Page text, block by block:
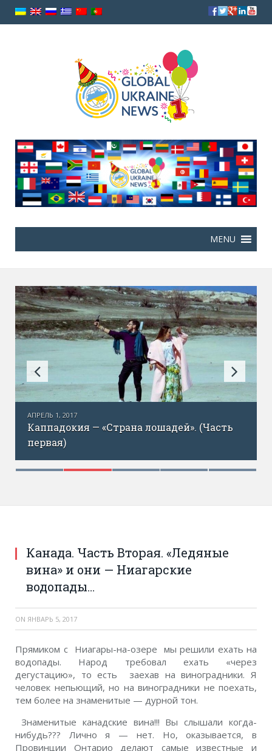
АПРЕЛЬ 1, 2017
Каппадокия — «Страна лошадей». (Часть
первая)
Канада. Часть Вторая. «Ледяные
вина» и они — Ниагарские
водопады…
ON ЯНВАРЬ 5, 2017
Прямиком с Ниагары-на-озере мы решили ехать на
водопады. Народ требовал ехать «через
дегустацию», то есть заехав на виноградники. Я
человек непьющий, но на виноградники не поехать,
тем более на знаменитые — дурной тон.
Знаменитые канадские вина!!! Вы слышали когда-
нибудь??? Лично я — нет. Но, оказывается, в
Провинции Онтарио делают самые известные и